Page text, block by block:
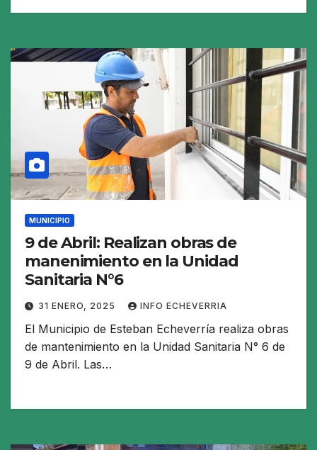
MUNICIPIO
9 de Abril: Realizan obras de
manenimiento en la Unidad
Sanitaria N°6
31 ENERO, 2025 INFO ECHEVERRIA
El Municipio de Esteban Echeverría realiza obras
de mantenimiento en la Unidad Sanitaria N° 6 de
9 de Abril. Las…